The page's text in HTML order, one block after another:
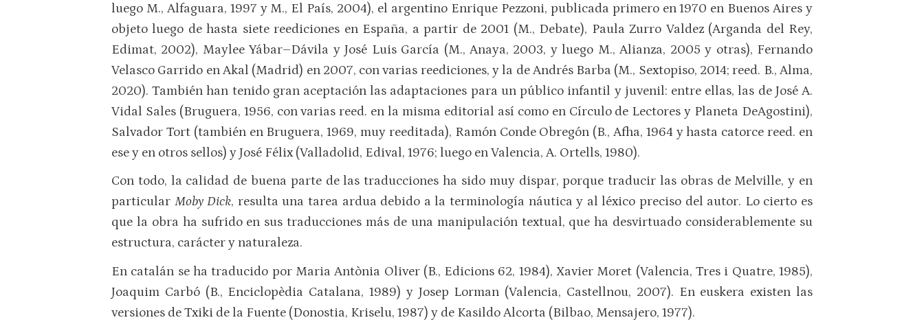
luego M., Alfaguara, 1997 y M., El País, 2004), el argentino Enrique Pezzoni, publicada primero en 1970 en Buenos Aires y
objeto luego de hasta siete reediciones en España, a partir de 2001 (M., Debate), Paula Zurro Valdez (Arganda del Rey,
Edimat, 2002), Maylee Yábar–Dávila y José Luis García (M., Anaya, 2003, y luego M., Alianza, 2005 y otras), Fernando
Velasco Garrido en Akal (Madrid) en 2007, con varias reediciones, y la de Andrés Barba (M., Sextopiso, 2014; reed. B., Alma,
2020). También han tenido gran aceptación las adaptaciones para un público infantil y juvenil: entre ellas, las de José A.
Vidal Sales (Bruguera, 1956, con varias reed. en la misma editorial así como en Círculo de Lectores y Planeta DeAgostini),
Salvador Tort (también en Bruguera, 1969, muy reeditada), Ramón Conde Obregón (B., Afha, 1964 y hasta catorce reed. en
ese y en otros sellos) y José Félix (Valladolid, Edival, 1976; luego en Valencia, A. Ortells, 1980).
Con todo, la calidad de buena parte de las traducciones ha sido muy dispar, porque traducir las obras de Melville, y en
particular Moby Dick, resulta una tarea ardua debido a la terminología náutica y al léxico preciso del autor. Lo cierto es
que la obra ha sufrido en sus traducciones más de una manipulación textual, que ha desvirtuado considerablemente su
estructura, carácter y naturaleza.
En catalán se ha traducido por Maria Antònia Oliver (B., Edicions 62, 1984), Xavier Moret (Valencia, Tres i Quatre, 1985),
Joaquim Carbó (B., Enciclopèdia Catalana, 1989) y Josep Lorman (Valencia, Castellnou, 2007). En euskera existen las
versiones de Txiki de la Fuente (Donostia, Kriselu, 1987) y de Kasildo Alcorta (Bilbao, Mensajero, 1977).